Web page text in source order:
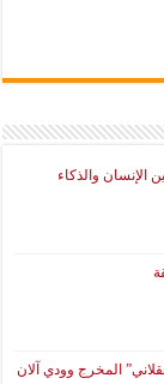
الإنسان والذكاء
المخرج وودي آلان